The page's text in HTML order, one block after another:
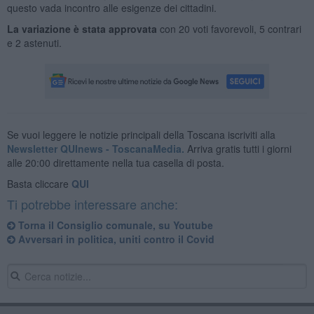
questo vada incontro alle esigenze dei cittadini.
La variazione è stata approvata con 20 voti favorevoli, 5 contrari
e 2 astenuti.
Se vuoi leggere le notizie principali della Toscana iscriviti alla
Newsletter QUInews - ToscanaMedia. Arriva gratis tutti i giorni
alle 20:00 direttamente nella tua casella di posta.
Basta cliccare QUI
Ti potrebbe interessare anche:
Torna il Consiglio comunale, su Youtube
​Avversari in politica, uniti contro il Covid